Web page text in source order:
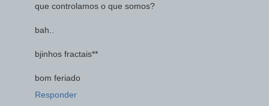
que controlamos o que somos?
bah..
bjinhos fractais**
bom feriado
Responder